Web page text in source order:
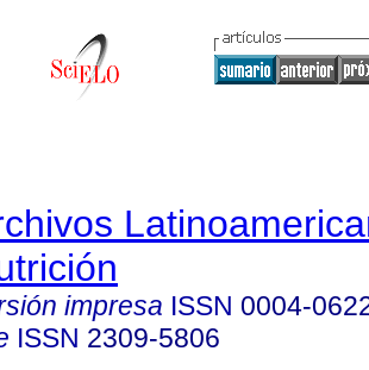
impresa ISSN 0004-
ISSN 2309-5806